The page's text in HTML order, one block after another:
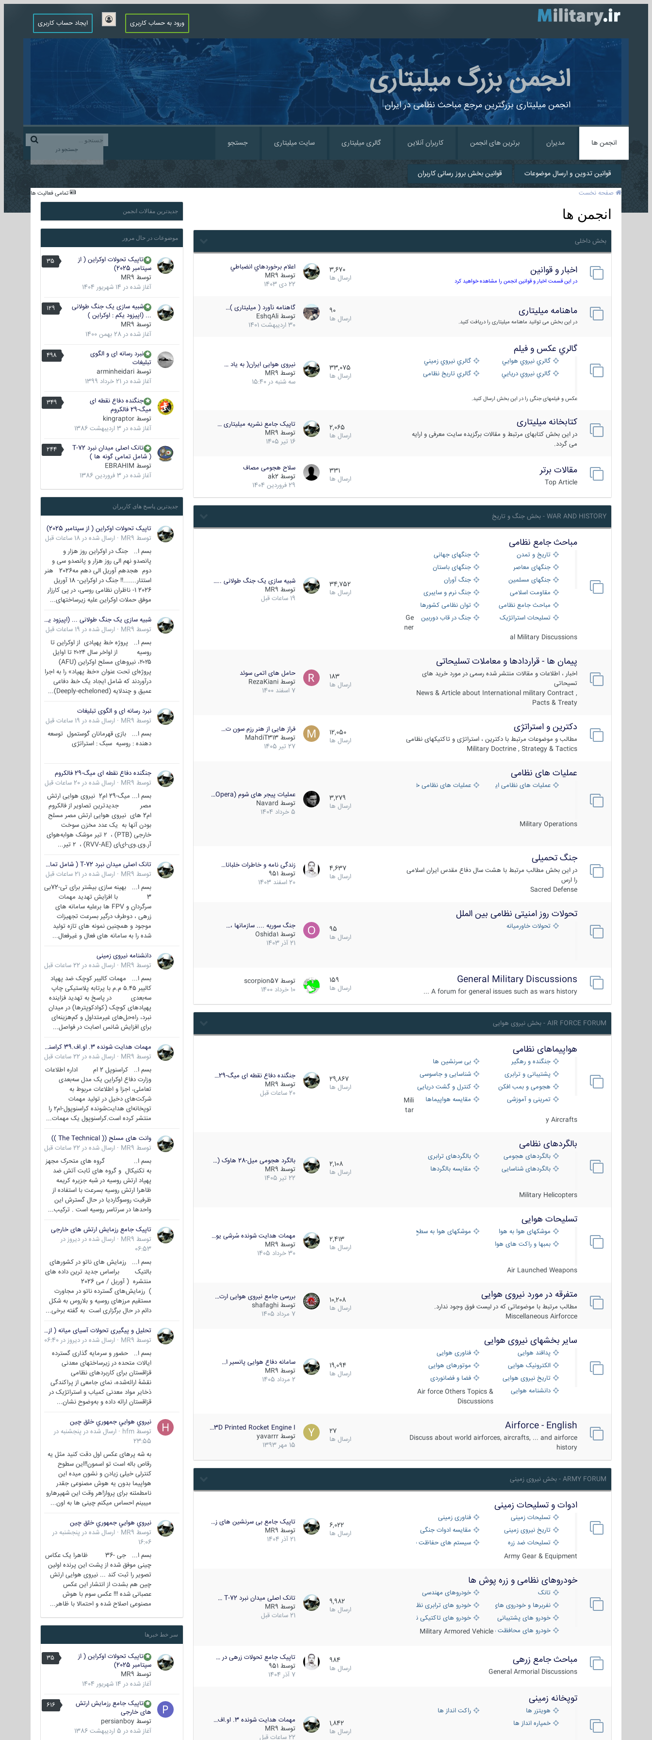
ورود به حساب کاربری ایجاد حساب کاربری
انجمن بزرگ میلیتاری
انجمن میلیتاری بزرگترین مرجع مباحث نظامی در ایران
جستجو در
انجمن ها مدیران برترین های انجمن کاربران آنلاین گالری میلیتاری سایت میلیتاری جستجو
قوانین تدوین و ارسال موضوعات قوانین بخش بروز رسانی کاربران
تمامی فعالیت ها صفحه نخست
انجمن ها
بخش داخلی
اخبار و قوانین
در این قسمت اخبار و قوانین انجمن را مشاهده خواهید کرد
3,670
ارسال ها
اعلام برخوردهاي انضباطي
توسط MR9
22 دی 1403
ماهنامه میلیتاری
در این بخش می توانید ماهنامه میلیتاری را دریافت کنید.
90
ارسال ها
گاهنامه نآورد ( میلیتاری )…
توسط EshqAli
30 اردیبهشت 1401
گالري عكس و فيلم
گالري نيروي هوايي
گالري نيروي زميني
گالري نيروي دريايي
گالري تاریخ نظامی
عکس و فیلمهای جنگی را در این بخش ارسال کنید.
33,075
ارسال ها
نیروی هوایی ایران( به یاد …
توسط MR9
سه شنبه در 15:40
کتابخانه میلیتاری
در این بخش کتابهای مرتبط و مقالات برگزیده سایت معرفی و ارایه
می گردد.
2,065
ارسال ها
تاپیک جامع نشریه میلیتاری …
توسط MR9
16 تیر 1405
مقالات برتر
Top Article
331
ارسال ها
سلاح هجومی مصاف
توسط ak2
29 فروردین 1404
WAR AND HISTORY - بخش جنگ و تاریخ
مباحث جامع نظامی
تاریخ و تمدن
جنگهای جهانی
جنگهای معاصر
جنگهای باستان
جنگهای مسلمین
جنگ آوران
مقاومت اسلامی
جنگ نرم و سایبری
مباحث جامع نظامی
توان نظامی کشورها
تسلیحات استراتژیک
جنگ در قاب دوربین
Ge
ner
al Military Discussions
34,752
ارسال ها
شبیه سازی یک جنگ طولانی ..…
توسط MR9
19 ساعات قبل
پیمان ها - قراردادها و معاملات تسلیحاتی
اخبار ، اطلاعات و مقالات منتشر شده رسمی در مورد خرید های
تسیحاتی
News & Article about International military Contract ,
Pacts & Treaty
183
ارسال ها
حامل های اتمی سوئد
توسط RezaKiani
7 اسفند 1400
دکترین و استراتژی
مطالب و موضوعات مرتبط با دکترین ، استراتژی و تاکتیکهای نظامی
Military Doctrine , Strategy & Tactics
12,050
ارسال ها
فراز هایی از هنر رزم سون ت…
توسط MahdiT313
27 تیر 1405
عملیات های نظامی
عملیات های نظامی ایران عملیات های نظامی خارجی
Military Operations
3,279
ارسال ها
عملیات پیجر های شوم (Opera…
توسط Navard
5 خرداد 1404
جنگ تحمیلی
در این بخش مطالب مرتبط با هشت سال دفاع مقدس ایران اسلامی
را ارس
Sacred Defense
4,637
ارسال ها
زندگی نامه و خاطرات خلبانا…
توسط 951
20 اسفند 1403
تحولات روز امنیتی نظامی بین الملل
تحولات خاورمیانه
95
ارسال ها
جنگ سوریه .... سازمانها ،…
توسط Oshida1
21 آذر 1403
General Military Discussions
A forum for general issues such as wars history ...
159
ارسال ها
توسط scorpion57
10 خرداد 1400
AIR FORCE FORUM - بخش نیروی هوایی
هواپیماهای نظامی
جنگنده و رهگیر
بی سرنشین ها
پشتیبانی و ترابری
شناسایی و جاسوسی
هجومی و بمب افکن
کنترل و گشت دریایی
تمرینی و آموزشی
مقایسه هواپیماها
Mili
tar
y Aircrafts
29,867
ارسال ها
جنگنده دفاع نقطه ای میگ-29…
توسط MR9
20 ساعات قبل
بالگردهای نظامی
بالگردهای هجومی
بالگردهای ترابری
بالگردهای شناسایی
مقایسه بالگردها
Military Helicopters
2,108
ارسال ها
بالگرد هجومی میل-28 هاوک (…
توسط MR9
22 تیر 1405
تسلیحات هوایی
موشکهای هوا به هوا
موشکهای هوا به سطح
بمبها و راکت های هوایی
Air Launched Weapons
2,413
ارسال ها
مهمات هدایت شونده سُرشی یو…
توسط MR9
30 خرداد 1405
متفرقه در مورد نیروی هوایی
مطالب مرتبط با موضوعاتی که در لیست فوق وجود ندارد.
Miscellaneous Airforcce
10,208
ارسال ها
بررسی جامع نیروی هوایی ارت…
توسط shafaghi
7 مرداد 1405
سایر بخشهای نیروی هوایی
پدافند هوایی
فناوری هوایی
الکترونیک هوایی
موتورهای هوایی
تاریخ نیروی هوایی
فضا و فضانوردی
دانشنامه هوایی
Air force Others Topics &
Discussions
19,094
ارسال ها
سامانه دفاع هوایی پانسیر ا…
توسط MR9
2 مرداد 1405
Airforce - English
Discuss about world airforces, aircrafts, ... and airforce
history
27
ارسال ها
3D Printed Rocket Engine I…
توسط yavarrr
15 مهر 1393
ARMY FORUM - بخش نیروی زمینی
ادوات و تسلیحات زمینی
تسلیحات زمینی
فناوری زمینی
تاریخ نیروی زمینی
مقایسه ادوات جنگی
تسلیحات ضد زره
سیستم های حفاظت فعال
Army Gear & Equipment
6,022
ارسال ها
تاپیک جامع بی سرنشین های ز…
توسط MR9
21 آذر 1404
خودروهای نظامی و زره پوش ها
تانک
خودروهای مهندسی
نفربرها و خودروی های رزمی پیاده نظامخودرو های ترابری نظامی
خودرو های پشتیبانی آتش ، شناسایی و ضد تانک
خودرو های تاکتیکی نظامی
خودرو های محافظت شدهMilitary Armored Vehicle
9,982
ارسال ها
تانک اصلی میدان نبرد T-72 …
توسط MR9
21 ساعات قبل
مباحث جامع زرهی
General Armorial Discussions
984
ارسال ها
تاپیک جامع تحولات زرهی در …
توسط 951
7 آذر 1404
توپخانه زمینی
هویتزر ها
راکت انداز ها
خمپاره انداز ها
1,842
ارسال ها
مهمات هدایت شونده 3. او.اف…
توسط MR9
22 ساعات قبل
جدیدترین مقالات انجمن
موضوعات در حال مرور
35
تاپیک تحولات اوکراین ( از
سپتامبر 2025)
توسط MR9
آغاز شده در 14 شهریور 1404
129
شبیه سازی یک جنگ طولانی
... (اپیزود یکم : اوکراین )
توسط MR9
آغاز شده در 28 بهمن 1400
498
نبرد رسانه ای و الگوی
تبلیغات
توسط arminheidari
آغاز شده در 21 خرداد 1399
349
جنگنده دفاع نقطه ای
میگ-29 فالکروم
توسط kingraptor
آغاز شده در 3 اردیبهشت 1386
244
تانک اصلی میدان نبرد T-72
( شامل تمامی گونه ها )
توسط EBRAHIM
آغاز شده در 3 فروردین 1386
جدیدترین پاسخ های کاربران
تاپیک تحولات اوکراین ( از سپتامبر 2025)
توسط MR9
· ارسال شده در 18 ساعات قبل
بسم ا.. جنگ در اوکراین روز هزار و
پانصدو نهم الی روز هزار و پانصدو سی و
دوم هجدهم آوریل الی دهم مه2026 هنر
استتار.......!! جنگ در اوکراین- 18 آوریل
2026 1- ناظران نظامی روسی، در پی کارزار
موفق حملات اوکراین علیه زیرساختهای...
شبیه سازی یک جنگ طولانی ... (اپیزود یکم : اوکراین )
توسط MR9
· ارسال شده در 19 ساعات قبل
بسم ا.. پروژه خط پهپادی از اوکراین تا
روسیه از اواخر سال ۲۰۲۴ تا اوایل
۲۰۲۵، نیروهای مسلح اوکراین (AFU)
پروژه‌ای تحت عنوان «خط پهپاد» را به اجرا
درآوردند که شامل ایجاد یک خط دفاعی
عمیق و چندلایه (Deeply-echeloned)...
نبرد رسانه ای و الگوی تبلیغات
توسط MR9
· ارسال شده در 19 ساعات قبل
بسم ا... بازی قهرمانان گوستمول توسعه
دهنده : روسیه سبک : استراتژی
جنگنده دفاع نقطه ای میگ-29 فالکروم
توسط MR9
· ارسال شده در 20 ساعات قبل
بسم ا... میگ-29 ام2 نیروی هوایی ارتش
مصر جدیدترین تصاویر از فالکروم
ام2 های نیروی هوایی ارتش مصر مسلح
بودن آنها به یک عدد مخزن سوخت
خارجی (PTB) ، ۲ تیر موشک هوابه‌هوای
آر.وی.وی-ای‌ای (RVV-AE) ، ۲ تیر...
تانک اصلی میدان نبرد T-72 ( شامل تمامی گونه ها )
توسط MR9
· ارسال شده در 21 ساعات قبل
بسم ا... بهینه سازی بیشتر برای تی-72بی
3 با افزایش تهدید مهمات
سرگردان و FPV ها برعلیه سامانه های
زرهی ، دوطرف درگیر بسرعت تجهیزات
موجود و همچنین نمونه های تازه تولید
شده را به سامانه های فعال و غیرفعال...
دانشنامه نیروی زمینی
توسط MR9
· ارسال شده در 22 ساعات قبل
بسم ا... مهمات کالیبر کوچک ضد پهپاد
کالیبر ۵.۴۵ م.م با پرتابه پلاستیکی چاپ
سه‌بعدی در پاسخ به تهدید فزاینده
پهپادهای کوچک (کوادکوپترها) در میدان
نبرد، راه‌حل‌های غیرمتداول و کم‌هزینه‌ای
برای افزایش شانس اصابت در فواصل...
مهمات هدایت شونده 3. او.اف.39 کراسنوپل/بصیر( Krasnopol 3OF39 )
توسط MR9
· ارسال شده در 22 ساعات قبل
بسم ا.. کراسنوپل 2 ام اداره اطلاعات
وزارت دفاع اوکراین یک مدل سه‌بعدی
تعاملی، اجزا و اطلاعات مربوط به
شرکت‌های دخیل در تولید مهمات
توپخانه‌ای هدایت‌شونده کراسنوپول-ام۲ را
منتشر کرده است.کراسنوپول یک مهمات...
وانت های مسلح (( The Technical ))
توسط MR9
· ارسال شده در 22 ساعات قبل
بسم ا.. گروه های متحرک مجهز
به تکنیکال و گروه های ثابت آتش ضد
پهپاد ارتش روسیه در شبه جزیره کریمه
ظاهرا ارتش روسیه بسرعت با استفاده از
ظرفیت روسوگاردیا در حال گسترش این
واحدها در سرتاسر روسیه است . ترکیب...
تاپیک جامع رزمایش ارتش های خارجی
توسط MR9
· ارسال شده در دیروز در
06:53
بسم ا... رزمایش های ناتو در کشورهای
بالتیک براساس جدید ترین داده های
منتشره ( آوریل / می 2026
) رزمایش‌های گسترده ناتو در مجاورت
مستقیم مرزهای روسیه و بلاروس به شکل
دائم در حال برگزاری است به گفته برخی...
تحلیل و پیگیری تحولات آسیای میانه ( ازبکستان، تاجیکستان، ترکمنستان، قزاقستان و قرقیزستان )
توسط MR9
· ارسال شده در دیروز در 06:40
بسم ا.. حضور و سرمایه گذاری گسترده
ایالات متحده در زیرساختهای معدنی
قزاقستان برای کاربردهای نظامی
نقشهٔ ارائه‌شده، نمای جامعی از پراکندگی
ذخایر مواد معدنی کمیاب و استراتژیک در
قزاقستان ارائه داده و به‌وضوح نشان...
نيروي هوايي جمهوري خلق چين
توسط hfm
· ارسال شده در پنجشنبه در
23:55
به شه پرهای عکس اول دقت کنید مثل یه
رقاص باله است تو اسمون!!این سطوح
کنترلی خیلی زیادن و نشون میده این
هواپیما بدون یه هوش مصنوعی جقدر
نامطمئنه برای پرواز!هر وقت این شهپرهارو
میبینم احساس میکنم چینی ها به اون...
نيروي هوايي جمهوري خلق چين
توسط MR9
· ارسال شده در پنجشنبه در
16:06
بسم ا... جی -36 ظاهرا یک عکاس
چینی موفق شده از پشت این پرنده اولین
تصویر را ثبت کند ... نیروی هوایی ارتش
چین هم بشدت از انتشار این عکس
عصبانی شده !!! عکس سوم با هوش
مصنوعی اصلاح شده و احتمالا با ظاهر...
سر خط خبرها
35
تاپیک تحولات اوکراین ( از
سپتامبر 2025)
توسط MR9
آغاز شده در 14 شهریور 1404
616
تاپیک جامع رزمایش ارتش
های خارجی
توسط persianboy
آغاز شده در 5 اردیبهشت 1386